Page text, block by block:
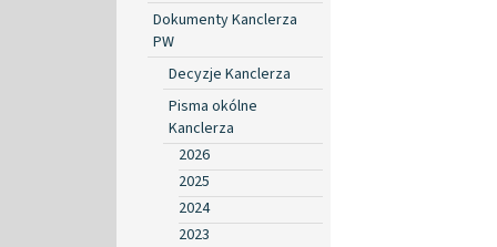
Dokumenty Kanclerza
PW
Decyzje Kanclerza
Pisma okólne
Kanclerza
2026
2025
2024
2023